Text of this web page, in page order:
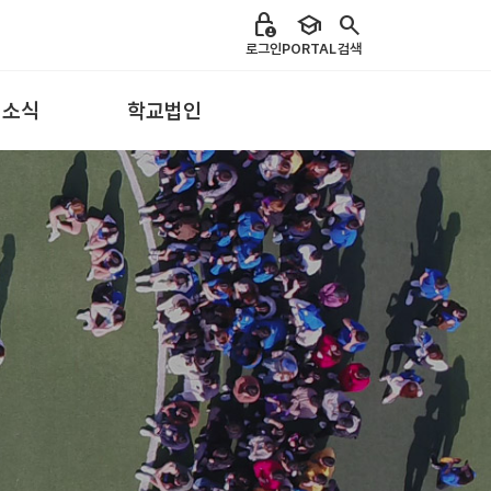
lock_person
로그인
school
PORTAL
search
검색
식 학교법인